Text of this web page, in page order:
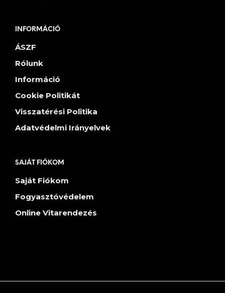
INFORMÁCIÓ
ÁSZF
Rólunk
Információ
Cookie Politikát
Visszatérési Politika
Adatvédelmi Irányelvek
SAJÁT FIÓKOM
Saját Fiókom
Fogyasztóvédelem
Online Vitarendezés